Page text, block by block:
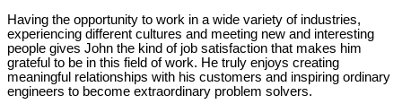
Having the opportunity to work in a wide variety of industries,
experiencing different cultures and meeting new and interesting
people gives John the kind of job satisfaction that makes him
grateful to be in this field of work. He truly enjoys creating
meaningful relationships with his customers and inspiring ordinary
engineers to become extraordinary problem solvers.